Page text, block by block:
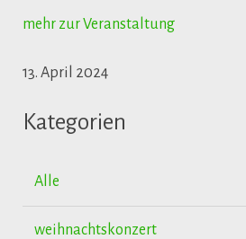
mehr zur Veranstaltung
13. April 2024
Kategorien
Alle
weihnachtskonzert